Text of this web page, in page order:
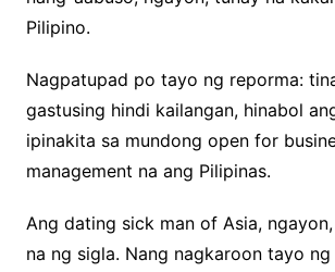
Pilipino.
Nagpatupad po tayo ng reporma:
gastusing hindi kailangan, hinabol
ipinakita sa mundong open for
management na ang Pilipinas.
Ang dating sick man of Asia,
na ng sigla. Nang nagkaroon tayo